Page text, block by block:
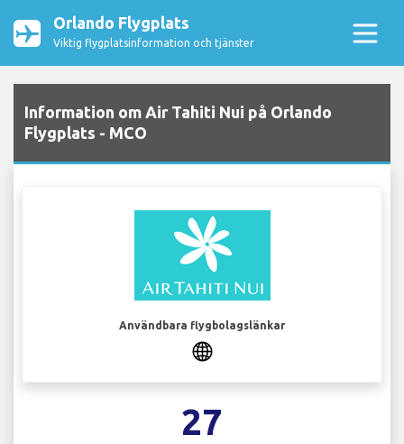
Orlando Flygplats
Viktig flygplatsinformation och tjänster
Information om Air Tahiti Nui på Orlando
Flygplats - MCO
Användbara flygbolagslänkar
27